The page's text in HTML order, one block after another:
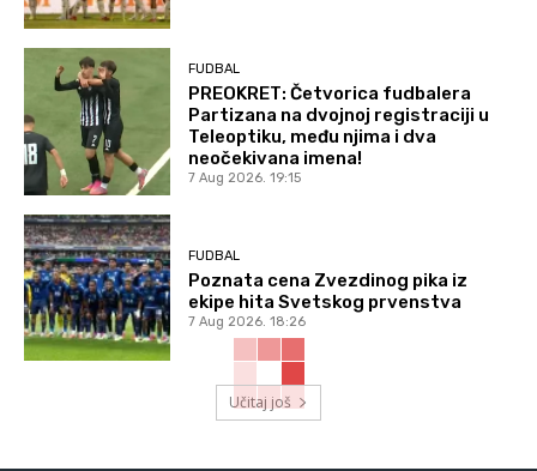
FUDBAL
PREOKRET: Četvorica fudbalera
Partizana na dvojnoj registraciji u
Teleoptiku, među njima i dva
neočekivana imena!
7 Aug 2026. 19:15
FUDBAL
Poznata cena Zvezdinog pika iz
ekipe hita Svetskog prvenstva
7 Aug 2026. 18:26
Učitaj još